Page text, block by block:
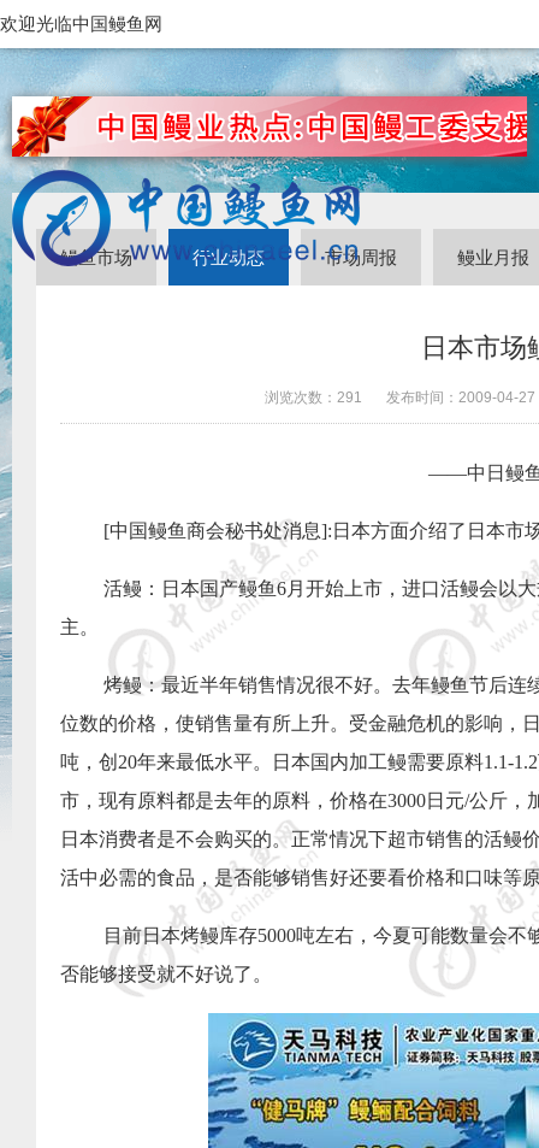
欢迎光临中国鳗鱼网
鳗鱼市场 行业动态 市场周报 鳗业月报
日本市场
浏览次数： 291 发布时间： 2009-04-27
——中日鳗鱼
[中国鳗鱼商会秘书处消息]: 日本方面介绍了日本市
活鳗：日本国产鳗鱼6月开始上市，进口活鳗会以
主。
烤鳗：最近半年销售情况很不好。去年鳗鱼节后连
位数的价格，使销售量有所上升。受金融危机的影响，
吨，创 20年来最低水平。日本国内加工鳗需要原料1.1-1.2
市，现有原料都是去年的原料，价格在3000日元/公斤，
日本消费者是不会购买的。正常情况下超市销售的活鳗
活中必需的食品，是否能够销售好还要看价格和口味等
目前日本烤鳗库存5000吨左右，今夏可能数量会不
否能够接受就不好说了。